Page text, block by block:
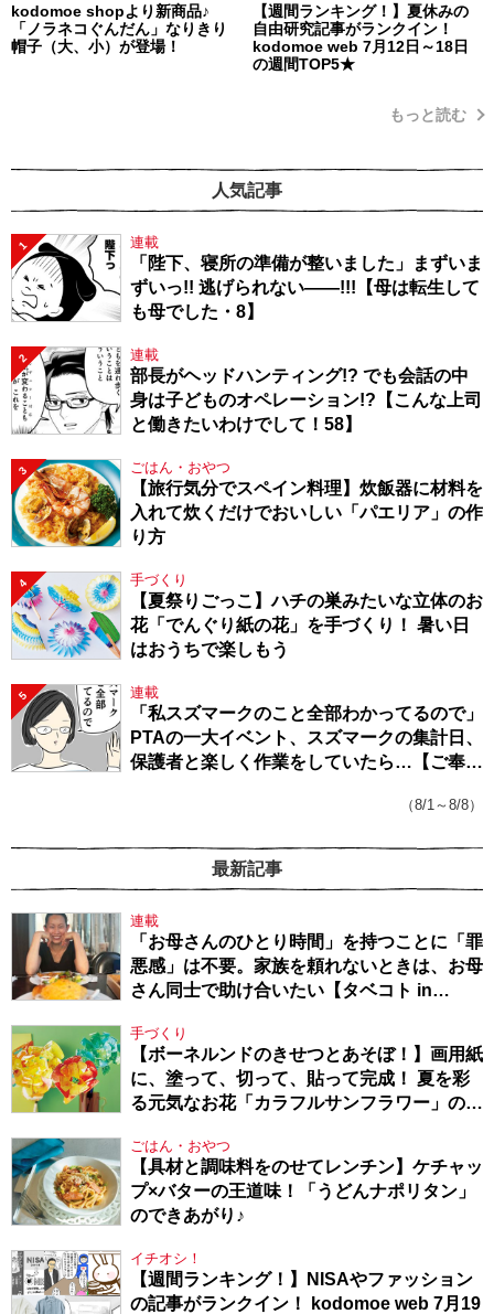
kodomoe shopより新商品♪
「ノラネコぐんだん」なりきり
帽子（大、小）が登場！
【週間ランキング！】夏休みの
自由研究記事がランクイン！
kodomoe web 7月12日～18日
の週間TOP5★
もっと読む
人気記事
1 連載
「陛下、寝所の準備が整いました」まずいま
ずいっ!! 逃げられない――!!!【母は転生して
も母でした・8】
2 連載
部長がヘッドハンティング!? でも会話の中
身は子どものオペレーション!?【こんな上司
と働きたいわけでして！58】
3 ごはん・おやつ
【旅行気分でスペイン料理】炊飯器に材料を
入れて炊くだけでおいしい「パエリア」の作
り方
4 手づくり
【夏祭りごっこ】ハチの巣みたいな立体のお
花「でんぐり紙の花」を手づくり！ 暑い日
はおうちで楽しもう
5 連載
「私スズマークのこと全部わかってるので」
PTAの一大イベント、スズマークの集計日、
保護者と楽しく作業をしていたら…【ご奉仕
（8/1～8/8）
最新記事
連載
「お母さんのひとり時間」を持つことに「罪
悪感」は不要。家族を頼れないときは、お母
さん同士で助け合いたい【タベコト in
手づくり
【ボーネルンドのきせつとあそぼ！】画用紙
に、塗って、切って、貼って完成！ 夏を彩
る元気なお花「カラフルサンフラワー」の作
ごはん・おやつ
【具材と調味料をのせてレンチン】ケチャッ
プ×バターの王道味！「うどんナポリタン」
のできあがり♪
イチオシ！
【週間ランキング！】NISAやファッション
の記事がランクイン！ kodomoe web 7月19